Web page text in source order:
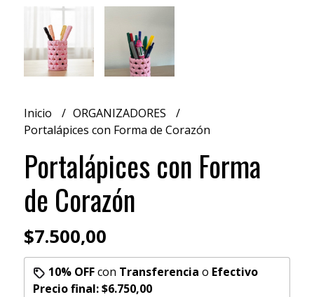
Inicio
ORGANIZADORES
Portalápices con Forma de Corazón
Portalápices con Forma
de Corazón
$7.500,00
10% OFFcon Transferencia o Efectivo
Precio final:$6.750,00